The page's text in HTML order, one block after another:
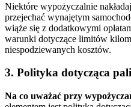
Niektóre wypożyczalnie
przejechać wynajętym
wiąże się z dodatkowymi
warunki dotyczące limitów
niespodziewanych kosztów.
3. Polityka dotycząca
Na co uważać przy